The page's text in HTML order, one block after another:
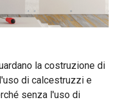
la costruzione di
di calcestruzzi e
senza l'uso di